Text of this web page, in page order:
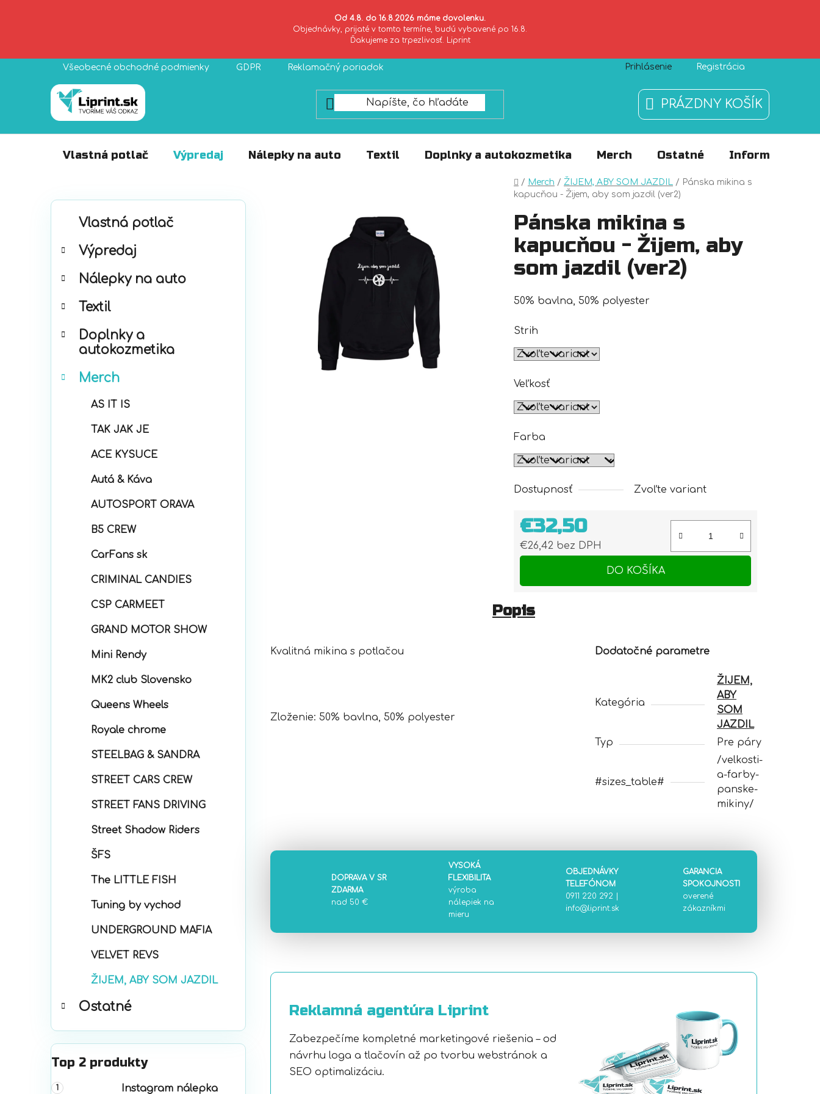
Od 4.8. do 16.8.2026 máme dovolenku.
Objednávky, prijaté v tomto termíne, budú vybavené po 16.8.
Ďakujeme za trpezlivosť. Liprint
Všeobecné obchodné podmienky GDPR Reklamačný poriadok Zásady používania súborov cookies O nás
Prihlásenie Registrácia
NÁKUPNÝ
KOŠÍK
PRÁZDNY KOŠÍK
Vlastná potlač Výpredaj Nálepky na auto Textil Doplnky a autokozmetika Merch Ostatné Informácie
Domov
/ Merch / ŽIJEM, ABY SOM JAZDIL / Pánska mikina s
kapucňou - Žijem, aby som jazdil (ver2)
B
Preskočiť
kategórie
e
ó
i
Vlastná potlač
Výpredaj
Nálepky na auto
Textil
Doplnky a
autokozmetika
Merch
AS IT IS
TAK JAK JE
ACE KYSUCE
Autá & Káva
AUTOSPORT ORAVA
B5 CREW
CarFans sk
CRIMINAL CANDIES
CSP CARMEET
GRAND MOTOR SHOW
Mini Rendy
MK2 club Slovensko
Queens Wheels
Royale chrome
STEELBAG & SANDRA
STREET CARS CREW
STREET FANS DRIVING
Street Shadow Riders
ŠFS
The LITTLE FISH
Tuning by vychod
UNDERGROUND MAFIA
VELVET REVS
ŽIJEM, ABY SOM JAZDIL
Ostatné
Top 2 produkty
Instagram nálepka
Pánska mikina s
kapucňou - Žijem, aby
som jazdil (ver2)
50% bavlna, 50% polyester
Strih
Veľkosť
Farba
Dostupnosť Zvoľte variant
€32,50
€26,42 bez DPH
Jednotková cena:
DO KOŠÍKA
Popis
Kvalitná mikina s potlačou
Zloženie: 50% bavlna, 50% polyester
Dodatočné parametre
Kategória
ŽIJEM,
ABY
SOM
JAZDIL
Typ
Pre páry
#sizes_table#
/velkosti-
a-farby-
panske-
mikiny/
DOPRAVA V SR
ZDARMA
nad 50 €
VYSOKÁ
FLEXIBILITA
výroba
nálepiek na
mieru
OBJEDNÁVKY
TELEFÓNOM
0911 220 292
info@liprint.sk
GARANCIA
SPOKOJNOSTI
overené
zákazníkmi
Reklamná agentúra Liprint
Zabezpečíme kompletné marketingové riešenia – od
návrhu loga a tlačovín až po tvorbu webstránok a
SEO optimalizáciu.